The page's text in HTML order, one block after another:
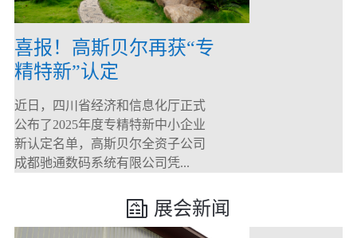
喜报！高斯贝尔再获“专
精特新”认定
近日，四川省经济和信息化厅正式
公布了2025年度专精特新中小企业
新认定名单，高斯贝尔全资子公司
成都驰通数码系统有限公司凭...
展会新闻